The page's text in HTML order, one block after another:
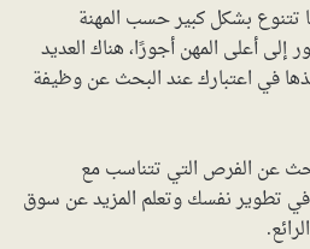
تتنوع بشكل كبير حسب المهنة
إلى أعلى المهن أجورًا، هناك العديد
في اعتبارك عند البحث عن وظيفة
عن الفرص التي تتناسب مع
في تطوير نفسك وتعلم المزيد عن سوق